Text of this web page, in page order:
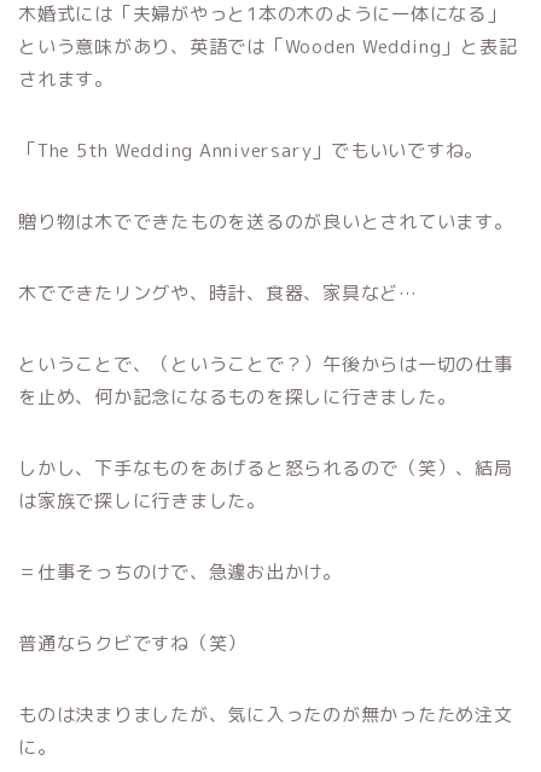
木婚式には「夫婦がやっと1本の木のように一体になる」
という意味があり、英語では「Wooden Wedding」と表記
されます。
「The 5th Wedding Anniversary」でもいいですね。
贈り物は木でできたものを送るのが良いとされています。
木でできたリングや、時計、食器、家具など…
ということで、（ということで？）午後からは一切の仕事
を止め、何か記念になるものを探しに行きました。
しかし、下手なものをあげると怒られるので（笑）、結局
は家族で探しに行きました。
＝仕事そっちのけで、急遽お出かけ。
普通ならクビですね（笑）
ものは決まりましたが、気に入ったのが無かったため注文
に。